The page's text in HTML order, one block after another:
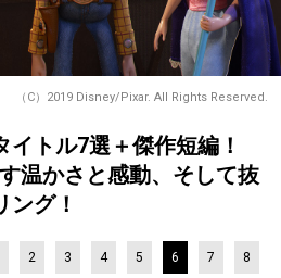
（C）2019 Disney/Pixar. All Rights Reserved.
イトル7選＋傑作短編！
温かさと感動、そして抜
グ！
2 3 4 5 6 7 8